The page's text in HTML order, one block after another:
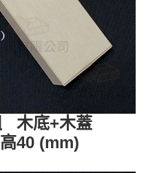
木底+木蓋
40 (mm)